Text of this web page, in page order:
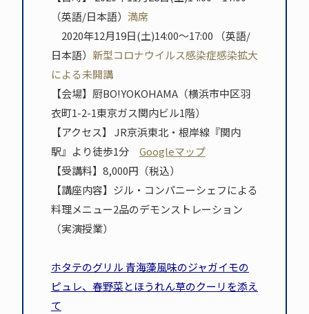
（英語/日本語） 満席
2020年12月19日(土)14:00～17:00 （英語/
日本語） 新型コロナウイルス感染症感染拡大
による未開講
【会場】厨BO!YOKOHAMA（横浜市中区羽
衣町1-2-1東京ガス関内ビル1階）
【アクセス】 JR京浜東北・根岸線『関内
駅』より徒歩1分 Googleマップ
【受講料】8,000円（税込）
【講座内容】ジル・コンパニーシェフによる
料理メニュー2品のデモンストレーション
（実演授業）
ホタテのグリル 青海藻風味のジャガイモの
ピュレ、春野菜とほうれん草のクーリを添え
て